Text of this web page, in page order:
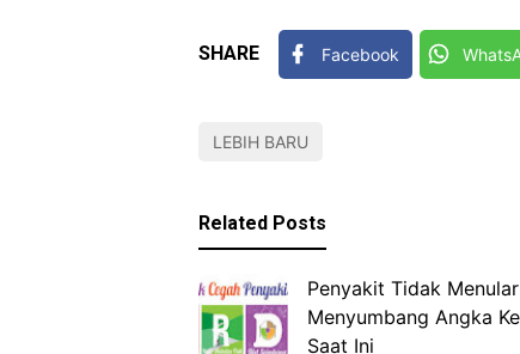
SHARE Facebook
LEBIH BARU
Related Posts
Penyakit Tidak Menular
Menyumbang Angka
Saat Ini